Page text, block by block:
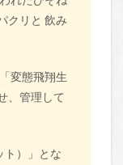
クリと 飲み
変態飛翔生
、管理して
ト）」とな